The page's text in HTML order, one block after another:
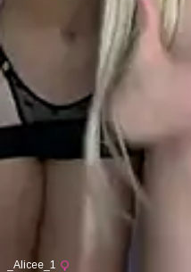
_Alicee_1